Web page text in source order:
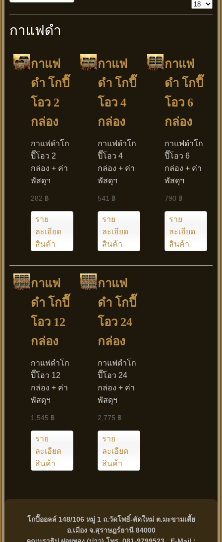
กาแฟดำ
กาแฟ
ดำ โกปี๊
โอว 2
กล่อง
กาแฟดำโก
ปี๊โอว 2
กล่อง + ค่า
พัสดุฯ
282 ฿
ราย
ละเอียด
สินค้า
กาแฟ
ดำ โกปี๊
โอว 4
กล่อง
กาแฟดำโก
ปี๊โอว 4
กล่อง + ค่า
พัสดุฯ
541 ฿
ราย
ละเอียด
สินค้า
กาแฟ
ดำ โกปี๊
โอว 6
กล่อง
กาแฟดำโก
ปี๊โอว 6
กล่อง + ค่า
พัสดุฯ
790 ฿
ราย
ละเอียด
สินค้า
กาแฟ
ดำ โกปี๊
โอว 12
กล่อง
กาแฟดำโก
ปี๊โอว 12
กล่อง + ค่า
พัสดุฯ
1,545 ฿
ราย
ละเอียด
สินค้า
กาแฟ
ดำ โกปี๊
โอว 24
กล่อง
กาแฟดำโก
ปี๊โอว 24
กล่อง + ค่า
พัสดุฯ
2,775 ฿
ราย
ละเอียด
สินค้า
โกปี๊ออลล์ 148/106 หมู่ 1 ถ.วัดโพธิ์-ตัดใหม่ ต.มะขามเตี้ย
อ.เมือง จ.สุราษฎร์ธานี 84000